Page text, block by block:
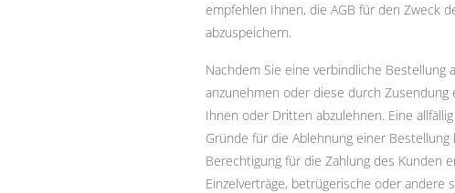
empfehlen Ihnen, die AGB für den Zweck
abzuspeichern.
Nachdem Sie eine verbindliche
anzunehmen oder diese durch
Ihnen oder Dritten abzulehnen. Eine
Gründe für die Ablehnung einer
Berechtigung für die Zahlung des Kunden
Einzelverträge, betrügerische oder